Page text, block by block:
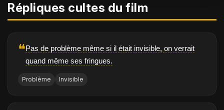
Répliques cultes du film
❝Pas de problème même si il était invisible, on verrait
quand même ses fringues.
Problème Invisible